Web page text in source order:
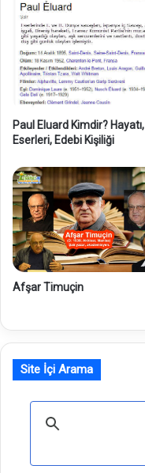
Paul Eluard Kimdir? Hayatı,
Eserleri, Edebi Kişiliği
Afşar Timuçin
Site İçi Arama